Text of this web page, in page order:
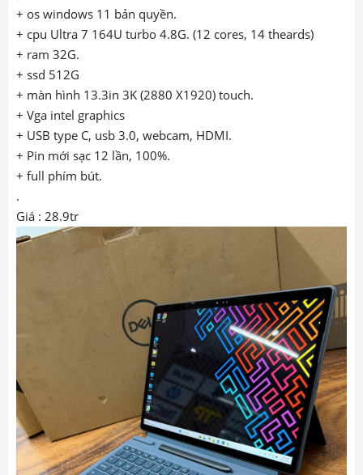
+ os windows 11 bản quyền.
+ cpu Ultra 7 164U turbo 4.8G. (12 cores, 14 theards)
+ ram 32G.
+ ssd 512G
+ màn hình 13.3in 3K (2880 X1920) touch.
+ Vga intel graphics
+ USB type C, usb 3.0, webcam, HDMI.
+ Pin mới sạc 12 lần, 100%.
+ full phím bút.
.
Giá : 28.9tr